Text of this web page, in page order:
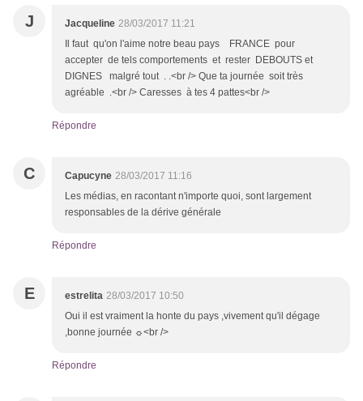
J Jacqueline 28/03/2017 11:21
Il faut qu'on l'aime notre beau pays FRANCE pour
accepter de tels comportements et rester DEBOUTS et
DIGNES malgré tout . .<br /> Que ta journée soit très
agréable .<br /> Caresses à tes 4 pattes<br />
Répondre
C Capucyne 28/03/2017 11:16
Les médias, en racontant n'importe quoi, sont largement
responsables de la dérive générale
Répondre
E estrelita 28/03/2017 10:50
Oui il est vraiment la honte du pays ,vivement qu'il dégage
,bonne journée ☼<br />
Répondre